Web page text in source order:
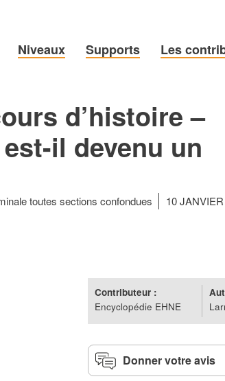
Niveaux Supports Les
d’histoire –
il devenu un
toutes sections confondues 10
Contributeur :
Encyclopédie EHNE
Donner votre avis